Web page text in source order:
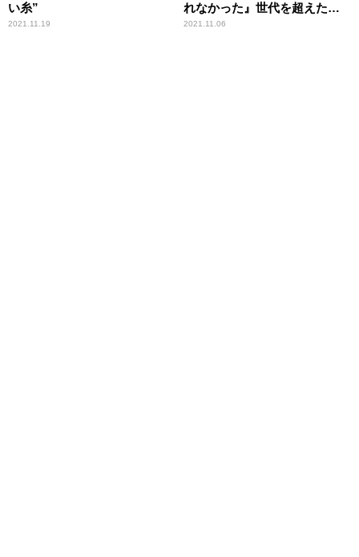
い糸”
2021.11.19
れなかった』世代を超えた共
感ムービー2選
2021.11.06